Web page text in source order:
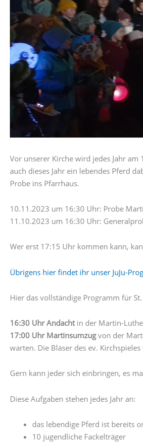
Vor unserer Kirche wird jedes Jahr
auch dieses Jahr ein lebendes Pferd
Probe ins Pfarrhaus.
10.11.2023 um 16:30 Uhr: Probe
11.10.2023 um 16:30 Uhr:
Wer erst 17:15 Uhr kommen kann,
Übrigens hier findet ihr unser JuJu-
Hier das vollständige Programm für
16:30 Uhr Andachtin der Martin-
17:00 Uhr Martinsumzugvon der
warten. Die Bläser des ev. Kirchspieles
Gern kann jeder sich einbringen, es
Diese Aufgaben stehen jedes Jahr an:
das lebendige Pferd ist bereits
10 jugendliche Fackelträger